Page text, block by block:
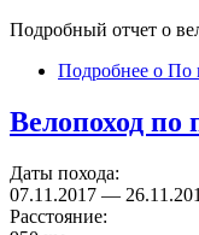
Подробный отчет о
Подробнее о По
Велопоход
Даты похода:
07.11.2017 —
Расстояние: